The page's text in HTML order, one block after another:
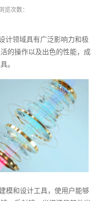
览次数：
计领域具有广泛影响力和极
的操作以及出色的性能，成
。
模和设计工具，使用户能够